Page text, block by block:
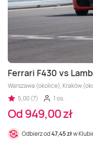
Ferrari F430 vs
Warszawa (okolice), Kraków
5,00 (7)
1 os.
Od 949,00 zł
Odbierz od47,45 złw